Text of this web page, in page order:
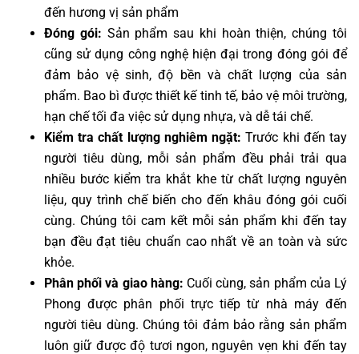
đến hương vị sản phẩm
Đóng gói: Sản phẩm sau khi hoàn thiện, chúng tôi
cũng sử dụng công nghệ hiện đại trong đóng gói để
đảm bảo vệ sinh, độ bền và chất lượng của sản
phẩm. Bao bì được thiết kế tinh tế, bảo vệ môi trường,
hạn chế tối đa việc sử dụng nhựa, và dễ tái chế.
Kiểm tra chất lượng nghiêm ngặt: Trước khi đến tay
người tiêu dùng, mỗi sản phẩm đều phải trải qua
nhiều bước kiểm tra khắt khe từ chất lượng nguyên
liệu, quy trình chế biến cho đến khâu đóng gói cuối
cùng. Chúng tôi cam kết mỗi sản phẩm khi đến tay
bạn đều đạt tiêu chuẩn cao nhất về an toàn và sức
khỏe.
Phân phối và giao hàng: Cuối cùng, sản phẩm của Lý
Phong được phân phối trực tiếp từ nhà máy đến
người tiêu dùng. Chúng tôi đảm bảo rằng sản phẩm
luôn giữ được độ tươi ngon, nguyên vẹn khi đến tay